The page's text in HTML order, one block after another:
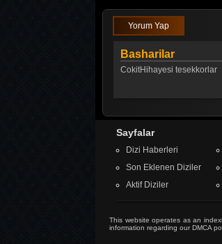
Yorum Yap
Basharilar
CokitHihayesi tesekkorlar
Sayfalar
Dizi Haberleri
Son Eklenen Diziler
Aktif Diziler
This website operates as an
information regarding our DMCA